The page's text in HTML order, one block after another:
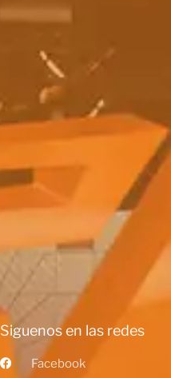
Siguenos en las redes
Facebook